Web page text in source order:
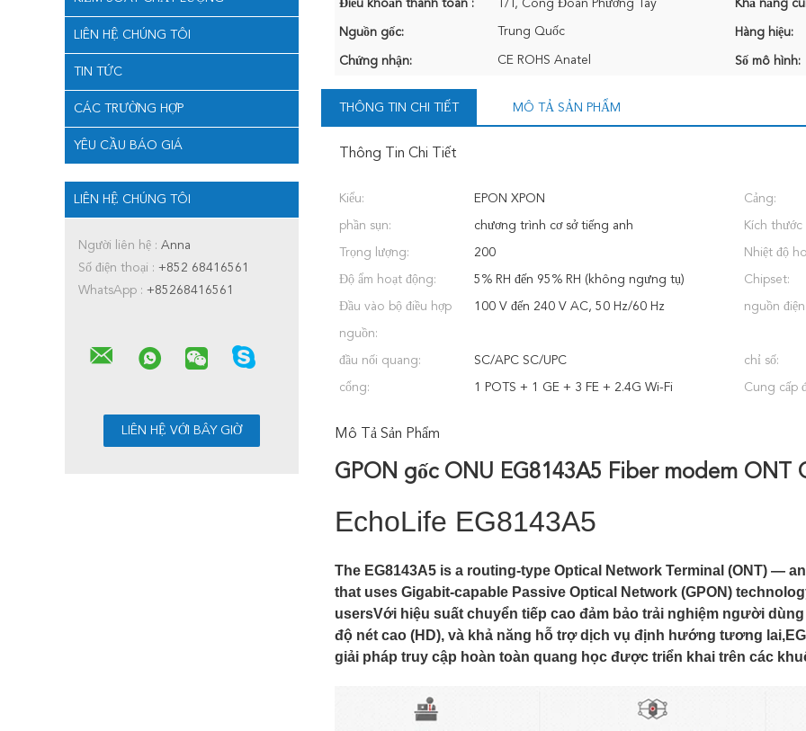
LIÊN HỆ CHÚNG TÔI
TIN TỨC
CÁC TRƯỜNG HỢP
YÊU CẦU BÁO GIÁ
LIÊN HỆ CHÚNG TÔI
Người liên hệ : Anna
Số điện thoại : +852 68416561
WhatsApp : +85268416561
Điều khoản thanh toán : T/T, Công Đoàn Phương Tây Khả năng
Nguồn gốc: Trung Quốc Hàng hiệu:
Chứng nhận: CE ROHS Anatel Số mô hình:
THÔNG TIN CHI TIẾT MÔ TẢ SẢN PHẨM
Thông Tin Chi Tiết
Kiểu: EPON XPON Cảng:
phần sụn: chương trình cơ sở tiếng anh Kích thước
Trọng lượng: 200 Nhiệt độ
Độ ẩm hoạt động: 5% RH đến 95% RH (không ngưng tụ) Chipset:
Đầu vào bộ điều hợp
nguồn:
100 V đến 240 V AC, 50 Hz/60 Hz nguồn
đầu nối quang: SC/APC SC/UPC chỉ số:
cổng: 1 POTS + 1 GE + 3 FE + 2.4G Wi-Fi Cung cấp
Mô Tả Sản Phẩm
GPON gốc ONU EG8143A5 Fiber modem ONT
EchoLife EG8143A5
The EG8143A5 is a routing-type Optical Network Terminal (ONT) —
that uses Gigabit-capable Passive Optical Network (GPON)
usersVới hiệu suất chuyển tiếp cao đảm bảo trải nghiệm người
độ nét cao (HD), và khả năng hỗ trợ dịch vụ định hướng tương
giải pháp truy cập hoàn toàn quang học được triển khai trên các